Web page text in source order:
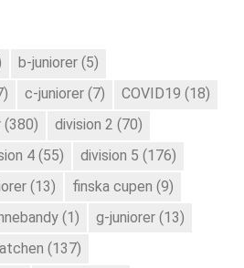
b-juniorer (5)
c-juniorer (7) COVID19 (18)
(380) division 2 (70)
4 (55) division 5 (176)
(13) finska cupen (9)
(1) g-juniorer (13)
(137)